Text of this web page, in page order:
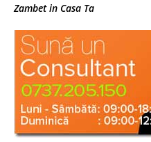
Zambet in Casa Ta